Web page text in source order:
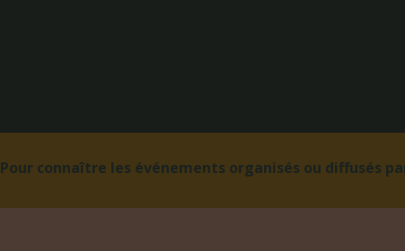
Pour connaître les événements organisés ou diffusés